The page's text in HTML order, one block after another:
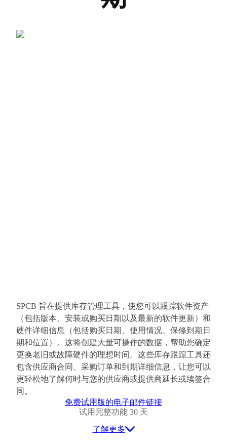
SPCB 旨在提供库存管理工具，使您可以跟踪软件资产
（包括版本、安装或购买日期以及最新的软件更新）和
硬件详细信息（包括购买日期、使用情况、保修到期日
期和位置）。这将创建大量可操作的数据，帮助您确定
更换老旧或故障硬件的理想时间。这些库存跟踪工具还
包含供应商合同、采购订单和到期详细信息，让您可以
更轻松地了解何时与您的供应商或提供商延长或续签合
同。
免费试用版的电子邮件链接
试用完整功能 30 天
了解更多